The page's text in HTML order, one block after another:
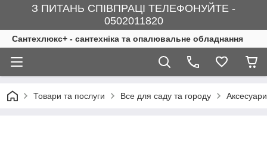
З ПИТАНЬ СПІВПРАЦІ ТЕЛЕФОНУЙТЕ -
0502011820
Сантехлюкс+ - сантехніка та опалювальне обладнання
Товари та послуги Все для саду та городу